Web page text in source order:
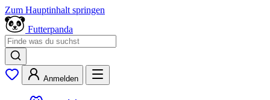
Zum Hauptinhalt springen
Futterpanda
Anmelden